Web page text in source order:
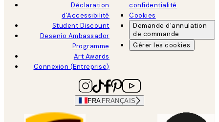
Déclaration
d'Accessibilité
Student Discount
Desenio Ambassador
Programme
Art Awards
Connexion (Entreprise)
confidentialité
Cookies
Demande d'annulation
de commande
Gérer les cookies
FRA FRANÇAIS